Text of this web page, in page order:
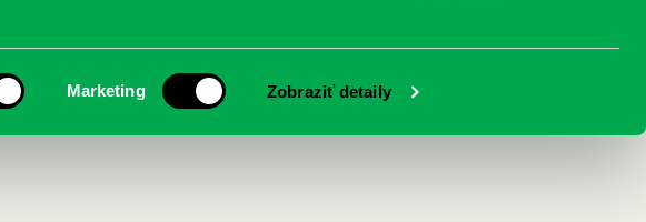
Marketing Zobraziť detaily
života a smrti M. R.